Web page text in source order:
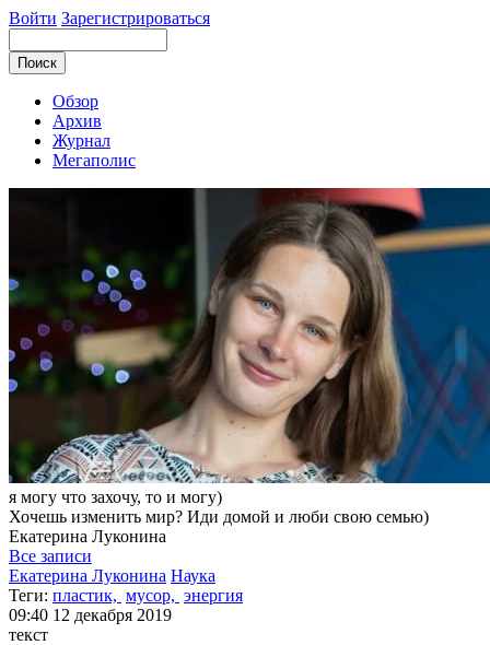
Войти Зарегистрироваться
Обзор
Архив
Журнал
Мегаполис
я могу что захочу, то и могу)
Хочешь изменить мир? Иди домой и люби свою семью)
Екатерина Луконина
Все записи
Екатерина Луконина Наука
Теги: пластик, мусор, энергия
09:40 12 декабря 2019
текст